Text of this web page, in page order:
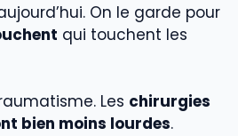
On le garde pour
qui touchent les
Les chirurgies
bien moins lourdes.